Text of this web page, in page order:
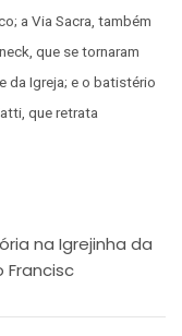
a Via Sacra, também
que se tornaram
da Igreja; e o batistério
que retrata
na Igrejinha da
Francisc